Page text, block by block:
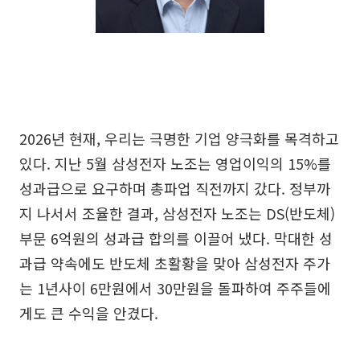
2026년 현재, 우리는 극명한 기업 양극화를 목격하고
있다. 지난 5월 삼성전자 노조는 영업이익의 15%를
성과급으로 요구하며 총파업 직전까지 갔다. 정부까
지 나서서 조율한 결과, 삼성전자 노조는 DS(반도체)
부문 6억원의 성과급 합의를 이끌어 냈다. 막대한 성
과급 약속에도 반도체 초활황을 맞아 삼성전자 주가
는 1년사이 6만원에서 30만원을 돌파하여 주주들에
게도 큰 수익을 안겼다.